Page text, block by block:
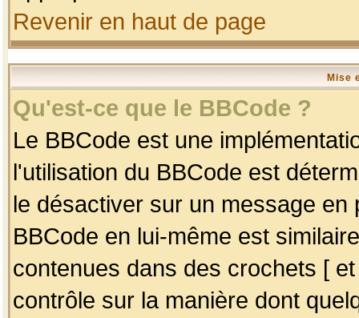
Revenir en haut de page
Mise
Qu'est-ce que le BBCode ?
Le BBCode est une
l'utilisation du BBCode est
le désactiver sur un message
BBCode en lui-même est
contenues dans des crochets [
contrôle sur la manière dont